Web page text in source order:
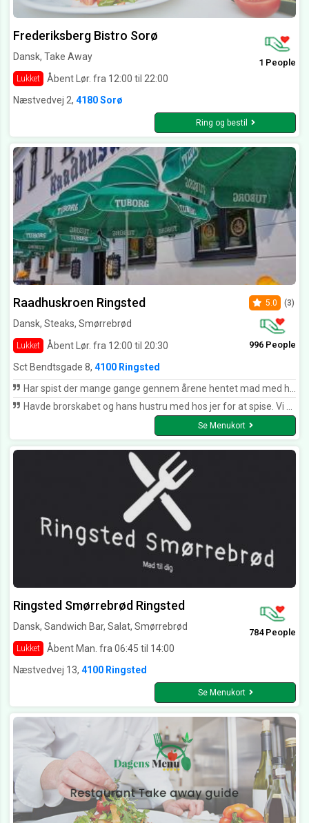
Frederiksberg Bistro Sorø
Dansk, Take Away
Lukket Åbent Lør. fra 12:00 til 22:00
1 People
Næstvedvej 2, 4180 Sorø
Ring og bestil
Raadhuskroen Ringsted
Dansk, Steaks, Smørrebrød
Lukket Åbent Lør. fra 12:00 til 20:30
5.0 (3)
996 People
Sct Bendtsgade 8, 4100 Ringsted
Har spist der mange gange gennem årene hentet mad med hjem er det også blevet til en del gange og hver gang har det været upåklageligt fantastisk mad med smag helt sikkert top karakter så hvis man vil have en rigtig god mad oplevelse til fortjent priser er det her man skal tage hen så ja hvis man kunne give de 12 stjerner får de dem også her fra
Havde brorskabet og hans hustru med hos jer for at spise. Vi fik en sildeanretning som bare var til 10 stjerner. Tusind tak for en dejlig smags oplevelse.
Se Menukort
Ringsted Smørrebrød Ringsted
Dansk, Sandwich Bar, Salat, Smørrebrød
Lukket Åbent Man. fra 06:45 til 14:00
784 People
Næstvedvej 13, 4100 Ringsted
Se Menukort